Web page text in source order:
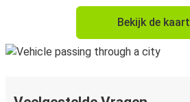
Bekijk de kaart